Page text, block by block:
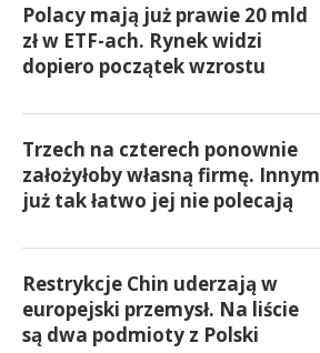
Polacy mają już prawie 20 mld
zł w ETF-ach. Rynek widzi
dopiero początek wzrostu
Trzech na czterech ponownie
założyłoby własną firmę. Innym
już tak łatwo jej nie polecają
Restrykcje Chin uderzają w
europejski przemysł. Na liście
są dwa podmioty z Polski